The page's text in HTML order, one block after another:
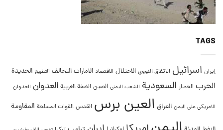
TAGS
إيران اسرائيل الاتفاق النووي الاحتلال الاقتصاد الامارات التحالف التطبيع الحديدة
الحرب الحصار السعودية الشعب اليمني الصين الضفة الغربية العدوان العدوان
الامريكي على اليمن العراق العين برس القدس القوات المسلحة المقاومة